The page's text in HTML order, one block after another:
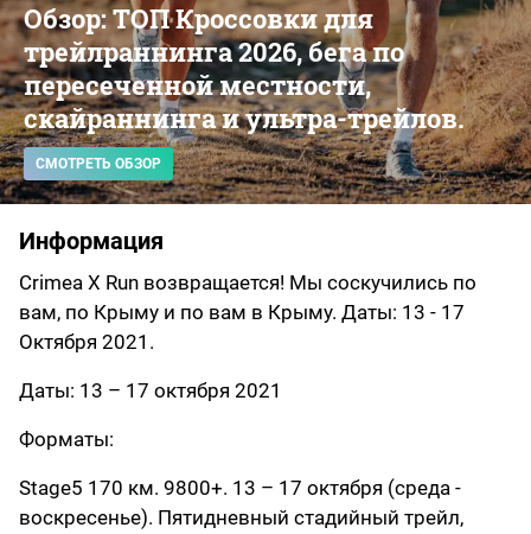
Обзор: ТОП Кроссовки для
трейлраннинга 2026, бега по
пересеченной местности,
скайраннинга и ультра-трейлов.
СМОТРЕТЬ ОБЗОР
Информация
Crimea X Run возвращается! Мы соскучились по
вам, по Крыму и по вам в Крыму. Даты: 13 - 17
Октября 2021.
Даты: 13 – 17 октября 2021
Форматы:
Stage5 170 км. 9800+. 13 – 17 октября (среда -
воскресенье). Пятидневный стадийный трейл,